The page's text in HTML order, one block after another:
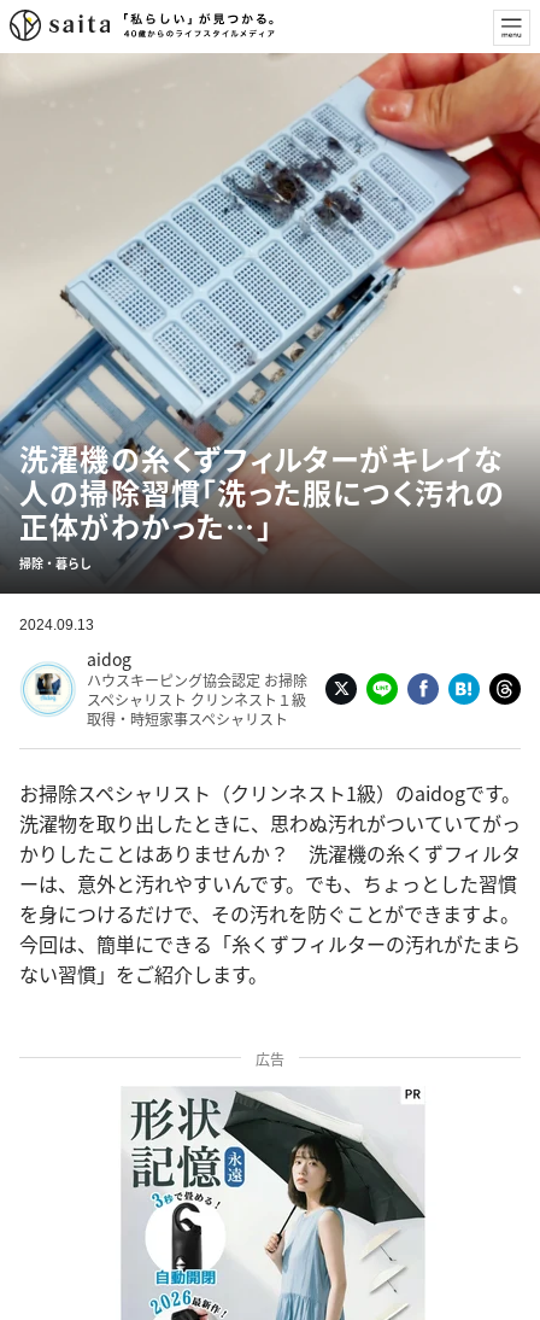
洗濯機の糸くずフィルターがキレイな
人の掃除習慣「洗った服につく汚れの
正体がわかった…」
掃除・暮らし
2024.09.13
aidog
ハウスキーピング協会認定 お掃除
スペシャリスト クリンネスト１級
取得・時短家事スペシャリスト
お掃除スペシャリスト（クリンネスト1級）のaidogです。
洗濯物を取り出したときに、思わぬ汚れがついていてがっ
かりしたことはありませんか？ 洗濯機の糸くずフィルタ
ーは、意外と汚れやすいんです。でも、ちょっとした習慣
を身につけるだけで、その汚れを防ぐことができますよ。
今回は、簡単にできる「糸くずフィルターの汚れがたまら
ない習慣」をご紹介します。
広告